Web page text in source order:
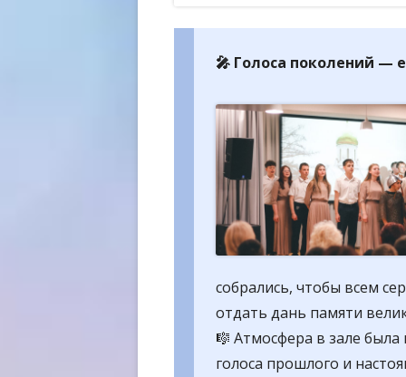
🎤 Голоса поколений —
собрались, чтобы всем
отдать дань памяти
🎼 Атмосфера в зале
голоса прошлого и